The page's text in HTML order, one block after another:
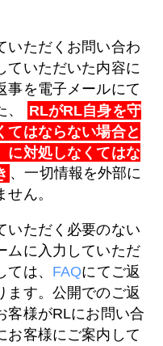
いただくお問い合わ
ていただいた内容に
事を電子メールにて
、
RLがRL自身を守
てはならない場合と
に対処しなくてはな
、一切情報を外部に
ん。
いただく必要のない
ムに入力していただ
は、 FAQにてご返
ます。公開でのご返
客様がRLにお問い合
お客様にご案内して